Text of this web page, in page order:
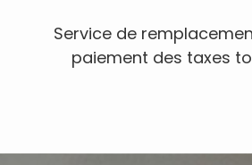
Service de
paiement des taxes